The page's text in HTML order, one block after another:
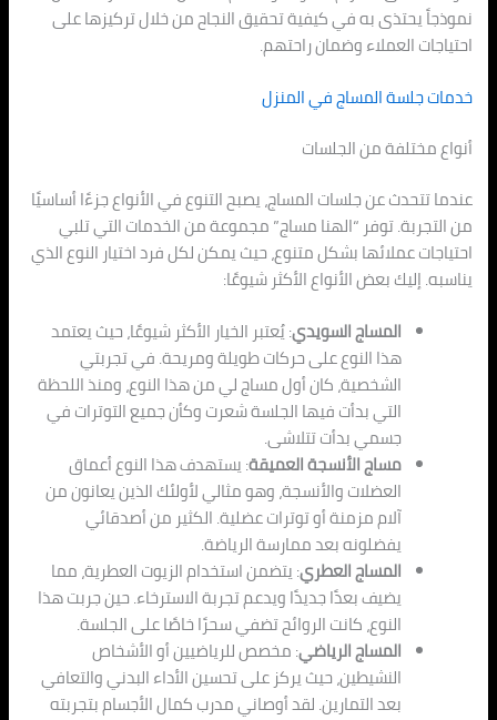
نموذجاً يحتذى به في كيفية تحقيق النجاح من خلال تركيزها على
احتياجات العملاء وضمان راحتهم.
خدمات جلسة المساج في المنزل
أنواع مختلفة من الجلسات
عندما تتحدث عن جلسات المساج، يصبح التنوع في الأنواع جزءًا أساسيًا
من التجربة. توفر “الهنا مساج” مجموعة من الخدمات التي تلبي
احتياجات عملائها بشكل متنوع، حيث يمكن لكل فرد اختيار النوع الذي
يناسبه. إليك بعض الأنواع الأكثر شيوعًا:
المساج السويدي: يُعتبر الخيار الأكثر شيوعًا، حيث يعتمد
هذا النوع على حركات طويلة ومريحة. في تجربتي
الشخصية، كان أول مساج لي من هذا النوع، ومنذ اللحظة
التي بدأت فيها الجلسة شعرت وكأن جميع التوترات في
جسمي بدأت تتلاشى.
مساج الأنسجة العميقة: يستهدف هذا النوع أعماق
العضلات والأنسجة، وهو مثالي لأولئك الذين يعانون من
آلام مزمنة أو توترات عضلية. الكثير من أصدقائي
يفضلونه بعد ممارسة الرياضة.
المساج العطري: يتضمن استخدام الزيوت العطرية، مما
يضيف بعدًا جديدًا ويدعم تجربة الاسترخاء. حين جربت هذا
النوع، كانت الروائح تضفي سحرًا خاصًا على الجلسة.
المساج الرياضي: مخصص للرياضيين أو الأشخاص
النشيطين، حيث يركز على تحسين الأداء البدني والتعافي
بعد التمارين. لقد أوصاني مدرب كمال الأجسام بتجربته